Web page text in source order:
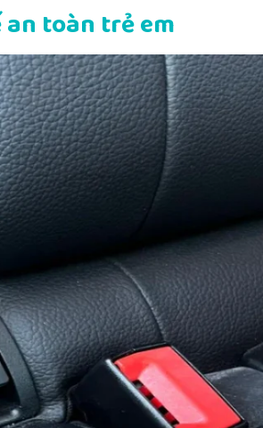
an toàn trẻ em